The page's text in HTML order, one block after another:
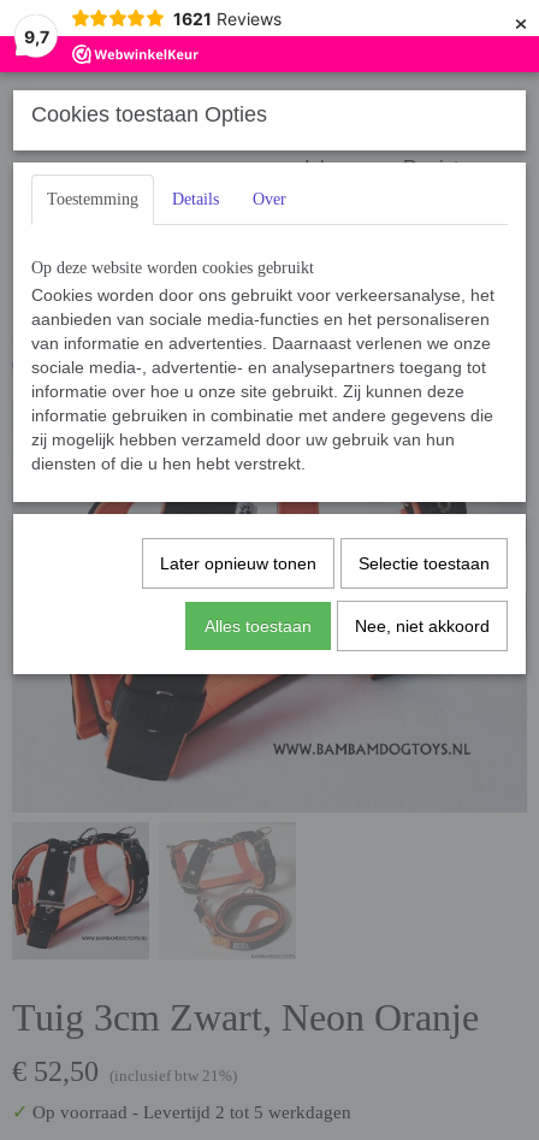
9,7
1621 Reviews ×
Inloggen Registreren
Home › BamBam Dogwear › Tuigen & Harnassen › 3 cm Neopreenstof
gevoerd › Tuig 3cm Zwart, Neon Oranje
Tuig 3cm Zwart, Neon Oranje
€ 52,50 (inclusief btw 21%)
✓ Op voorraad - Levertijd 2 tot 5 werkdagen
Cookies toestaan Opties
Toestemming Details Over
Op deze website worden cookies gebruikt
Cookies worden door ons gebruikt voor verkeersanalyse, het
aanbieden van sociale media-functies en het personaliseren
van informatie en advertenties. Daarnaast verlenen we onze
sociale media-, advertentie- en analysepartners toegang tot
informatie over hoe u onze site gebruikt. Zij kunnen deze
informatie gebruiken in combinatie met andere gegevens die
zij mogelijk hebben verzameld door uw gebruik van hun
diensten of die u hen hebt verstrekt.
Later opnieuw tonen Selectie toestaan
Alles toestaan Nee, niet akkoord